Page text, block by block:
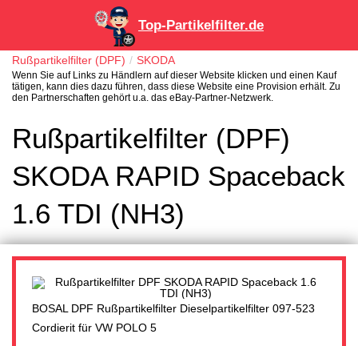
Top-Partikelfilter.de
Rußpartikelfilter (DPF) SKODA
Wenn Sie auf Links zu Händlern auf dieser Website klicken und einen Kauf
tätigen, kann dies dazu führen, dass diese Website eine Provision erhält. Zu
den Partnerschaften gehört u.a. das eBay-Partner-Netzwerk.
Rußpartikelfilter (DPF)
SKODA RAPID Spaceback
1.6 TDI (NH3)
BOSAL DPF Rußpartikelfilter Dieselpartikelfilter 097-523
Cordierit für VW POLO 5